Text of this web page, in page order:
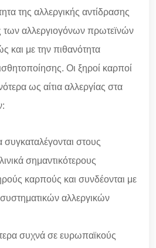
της αλλεργικής αντίδρασης
των αλλεργιογόνων πρωτεϊνών
και με την πιθανότητα
Οι ξηροί καρποί
ως αίτια αλλεργίας στα
συγκαταλέγονται στους
σημαντικότερους
καρπούς και συνδέονται με
αλλεργικών
συχνά σε ευρωπαϊκούς